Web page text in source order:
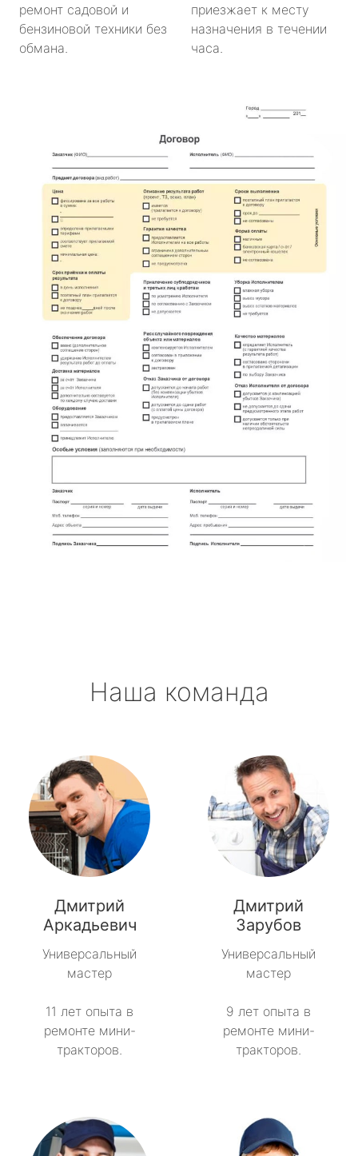
ремонт садовой и
бензиновой техники без
обмана.
приезжает к месту
назначения в течении
часа.
Наша команда
Дмитрий
Аркадьевич
Универсальный
мастер
11 лет опыта в
ремонте мини-
тракторов.
Дмитрий
Зарубов
Универсальный
мастер
9 лет опыта в
ремонте мини-
тракторов.